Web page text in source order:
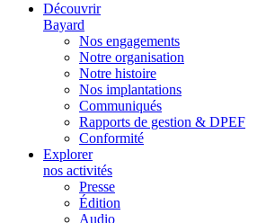
Découvrir
Bayard
Nos engagements
Notre organisation
Notre histoire
Nos implantations
Communiqués
Rapports de gestion & DPEF
Conformité
Explorer
nos activités
Presse
Édition
Audio